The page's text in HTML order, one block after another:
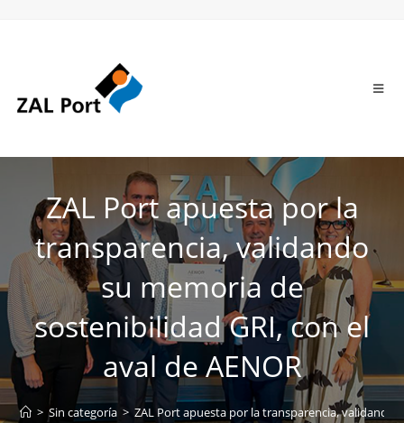
ZAL Port apuesta por la
transparencia, validando
su memoria de
sostenibilidad GRI, con el
aval de AENOR
> Sin categoría > ZAL Port apuesta por la transparencia, validando